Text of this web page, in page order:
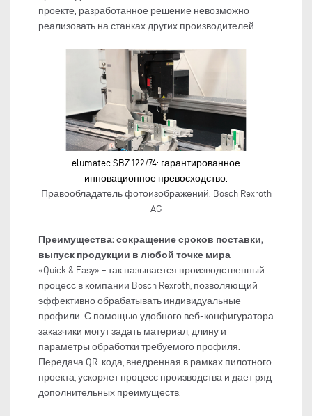
проекте; разработанное решение невозможно
реализовать на станках других производителей.
elumatec SBZ 122/74: гарантированное
инновационное превосходство.
Правообладатель фотоизображений: Bosch Rexroth
AG
Преимущества: сокращение сроков поставки,
выпуск продукции в любой точке мира
«Quick & Easy» – так называется производственный
процесс в компании Bosch Rexroth, позволяющий
эффективно обрабатывать индивидуальные
профили. С помощью удобного веб-конфигуратора
заказчики могут задать материал, длину и
параметры обработки требуемого профиля.
Передача QR-кода, внедренная в рамках пилотного
проекта, ускоряет процесс производства и дает ряд
дополнительных преимуществ: